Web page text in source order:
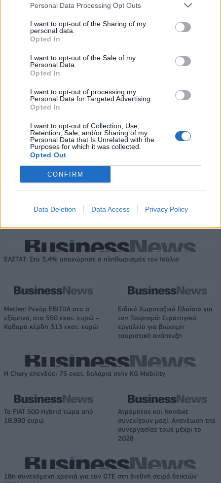
Personal Data Processing Opt Outs
I want to opt-out of the Sharing of my
personal data.
Opted In
I want to opt-out of the Sale of my
Personal Data.
Opted In
I want to opt-out of processing my
Personal Data for Targeted Advertising.
Opted In
I want to opt-out of Collection, Use,
Retention, Sale, and/or Sharing of my
Personal Data that Is Unrelated with the
Purposes for which it was collected.
Opted Out
CONFIRM
Data Deletion Data Access Privacy Policy
Ξεκίνησε το πενταετές
στήριξης- Κάλυψη εισφορών
IAB Hellas: Νέα Διοικούσα Επιτροπή και νέο Διοικητικό Συμβούλιο -
Πρόεδρος ο Γαληνός Γιαγλής
Η Toyota φέρνει νέα γενιά
αυτοκινητοβιομηχανία
Νέο Audi A2 e-tron με στόχο την κορυφή της αποδοτικότητας
μεταγραφή ο Τζος Σάρμα (vid)
ακαδημίες να εξελίσσονται οι
ΕΛΣΤΑΤ: Στο 3,4% υποχώρησε ο πληθωρισμός τον Ιούλιο
Metlen: Ρεκόρ EBITDA στο α'
εξάμηνο, στα 550 εκατ. ευρώ –
Καθαρά κέρδη 313 εκατ. ευρώ
Ειδικό Χωροταξικό Πλαίσιο για
τον Τουρισμό: Στρατηγικό
εργαλείο για βιώσιμη
τουριστική ανάπτυξη
Η Chery επενδύει 75 εκατ. δολάρια στην KG Mobility
Το FIAT 500 Hybrid τώρα από
18.990 ευρώ
Ατρόμητος και Novibet
συνεχίζουν μαζί: Ανανέωση της
συνεργασίας τους μέχρι το
2028
18η συνεχόμενη χρονιά για τον ΟΤΕ στη διεθνή σειρά δεικτών